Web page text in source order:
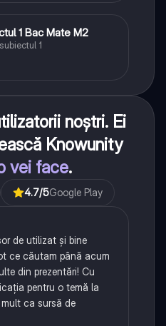
1 Bac Mate M2
1
noștri. Ei
Knowunity
vei face.
4.7/5Google Play
de utilizat și bine
ce căutam până acum
din prezentări! Cu
pentru o temă la
ca sursă de